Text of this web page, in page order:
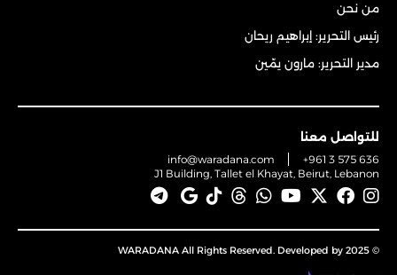
من نحن
رئيس التحرير: إبراهيم ريحان
مدير التحرير: مارون يمّين
للتواصل معنا
info@waradana.com
+961 3 575 636
J1 Building, Tallet el Khayat, Beirut, Lebanon
© 2025 WARADANA All Rights Reserved. Developed by